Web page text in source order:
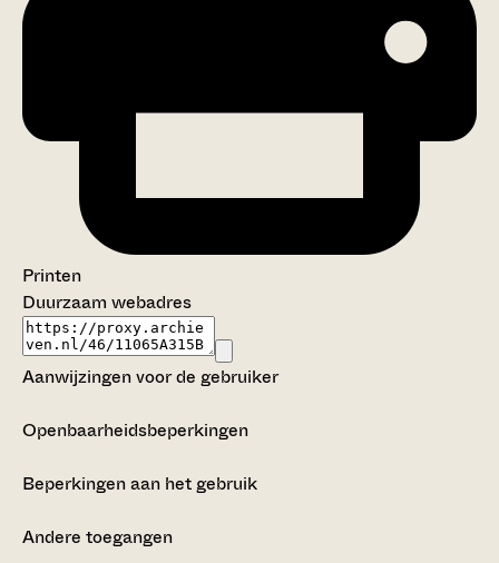
Printen
Duurzaam webadres
Aanwijzingen voor de gebruiker
Openbaarheidsbeperkingen
Beperkingen aan het gebruik
Andere toegangen